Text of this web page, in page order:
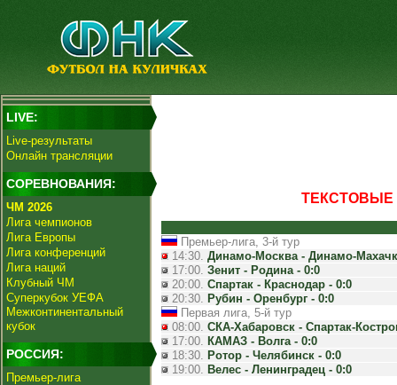
LIVE:
Live-результаты
Онлайн трансляции
СОРЕВНОВАНИЯ:
ЧМ 2026
Лига чемпионов
Лига Европы
Лига конференций
Лига наций
Клубный ЧМ
Суперкубок УЕФА
Межконтинентальный
кубок
РОССИЯ:
Премьер-лига
ТЕКСТОВЫЕ
Премьер-лига, 3-й тур
14:30. Динамо-Москва - Динамо-
17:00. Зенит - Родина - 0:0
20:00. Спартак - Краснодар - 0:0
20:30. Рубин - Оренбург - 0:0
Первая лига, 5-й тур
08:00. СКА-Хабаровск - Спартак-
17:00. КАМАЗ - Волга - 0:0
18:30. Ротор - Челябинск - 0:0
19:00. Велес - Ленинградец - 0:0